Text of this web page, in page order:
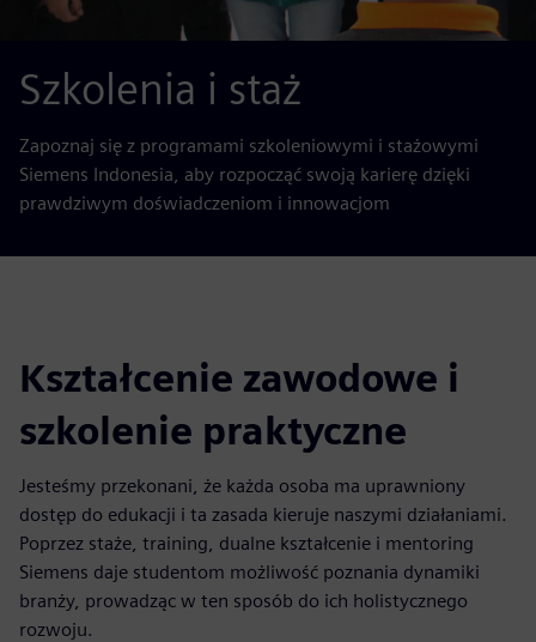
Szkolenia i staż
Zapoznaj się z programami szkoleniowymi i stażowymi
Siemens Indonesia, aby rozpocząć swoją karierę dzięki
prawdziwym doświadczeniom i innowacjom
Kształcenie zawodowe i
szkolenie praktyczne
Jesteśmy przekonani, że każda osoba ma uprawniony
dostęp do edukacji i ta zasada kieruje naszymi działaniami.
Poprzez staże, training, dualne kształcenie i mentoring
Siemens daje studentom możliwość poznania dynamiki
branży, prowadząc w ten sposób do ich holistycznego
rozwoju.